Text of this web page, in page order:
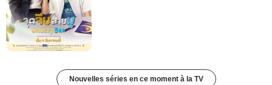
Nouvelles séries en ce moment à la TV